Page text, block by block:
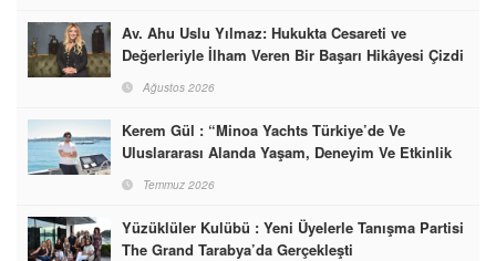
Av. Ahu Uslu Yılmaz: Hukukta Cesareti ve
Değerleriyle İlham Veren Bir Başarı Hikâyesi Çizdi
Ağustos 2026
Kerem Gül : “Minoa Yachts Türkiye’de Ve
Uluslararası Alanda Yaşam, Deneyim Ve Etkinlik
Markası Olacak”
Temmuz 2026
Yüzüklüler Kulübü : Yeni Üyelerle Tanışma Partisi
The Grand Tarabya’da Gerçekleşti